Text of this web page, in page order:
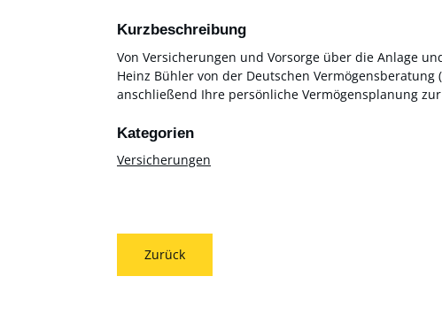
Kurzbeschreibung
Von Versicherungen und Vorsorge über die Anlage
Heinz Bühler von der Deutschen
anschließend Ihre persönliche Vermögensplanung
Versicherungen
Zurück